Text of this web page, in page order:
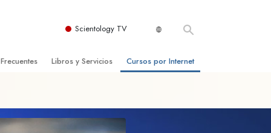
Scientology TV
Iglesia
Libros y Servicios Cursos por Internet
Las Dinámicas de la Existencia